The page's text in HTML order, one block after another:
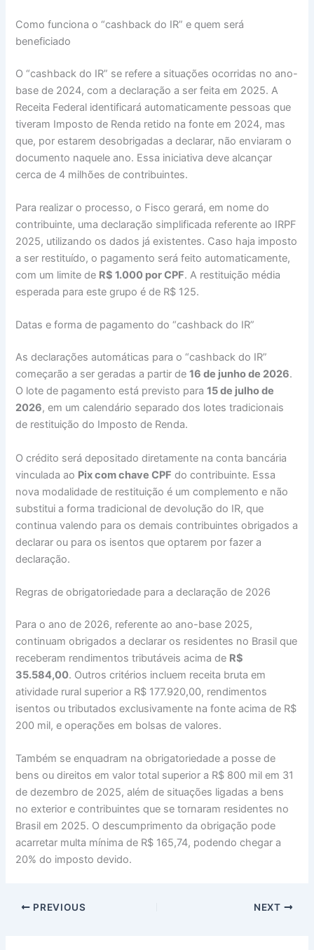
Como funciona o “cashback do IR” e quem será
beneficiado
O “cashback do IR” se refere a situações ocorridas no ano-
base de 2024, com a declaração a ser feita em 2025. A
Receita Federal identificará automaticamente pessoas que
tiveram Imposto de Renda retido na fonte em 2024, mas
que, por estarem desobrigadas a declarar, não enviaram o
documento naquele ano. Essa iniciativa deve alcançar
cerca de 4 milhões de contribuintes.
Para realizar o processo, o Fisco gerará, em nome do
contribuinte, uma declaração simplificada referente ao IRPF
2025, utilizando os dados já existentes. Caso haja imposto
a ser restituído, o pagamento será feito automaticamente,
com um limite de R$ 1.000 por CPF. A restituição média
esperada para este grupo é de R$ 125.
Datas e forma de pagamento do “cashback do IR”
As declarações automáticas para o “cashback do IR”
começarão a ser geradas a partir de16 de junho de 2026.
O lote de pagamento está previsto para15 de julho de
2026, em um calendário separado dos lotes tradicionais
de restituição do Imposto de Renda.
O crédito será depositado diretamente na conta bancária
vinculada ao Pix com chave CPF do contribuinte. Essa
nova modalidade de restituição é um complemento e não
substitui a forma tradicional de devolução do IR, que
continua valendo para os demais contribuintes obrigados a
declarar ou para os isentos que optarem por fazer a
declaração.
Regras de obrigatoriedade para a declaração de 2026
Para o ano de 2026, referente ao ano-base 2025,
continuam obrigados a declarar os residentes no Brasil que
receberam rendimentos tributáveis acima de R$
35.584,00. Outros critérios incluem receita bruta em
atividade rural superior a R$ 177.920,00, rendimentos
isentos ou tributados exclusivamente na fonte acima de R$
200 mil, e operações em bolsas de valores.
Também se enquadram na obrigatoriedade a posse de
bens ou direitos em valor total superior a R$ 800 mil em 31
de dezembro de 2025, além de situações ligadas a bens
no exterior e contribuintes que se tornaram residentes no
Brasil em 2025. O descumprimento da obrigação pode
acarretar multa mínima de R$ 165,74, podendo chegar a
20% do imposto devido.
PREVIOUS NEXT